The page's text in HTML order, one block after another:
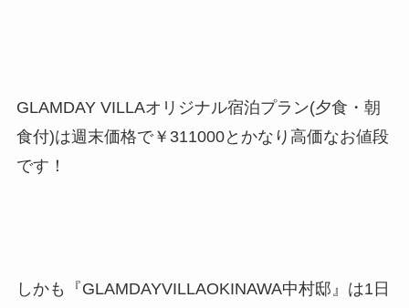
GLAMDAY VILLAオリジナル宿泊プラン(夕食・朝
食付)は週末価格で￥311000とかなり高価なお値段
です！
しかも『GLAMDAYVILLAOKINAWA中村邸』は1日